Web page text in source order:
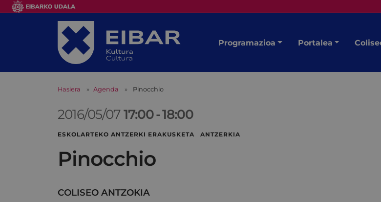
Programazioa Portalea
Hasiera Agenda Pinocchio
2016/05/0717:00-18:00
ESKOLARTEKO ANTZERKI ERAKUSKETA ANTZERKIA
Pinocchio
COLISEO ANTZOKIA